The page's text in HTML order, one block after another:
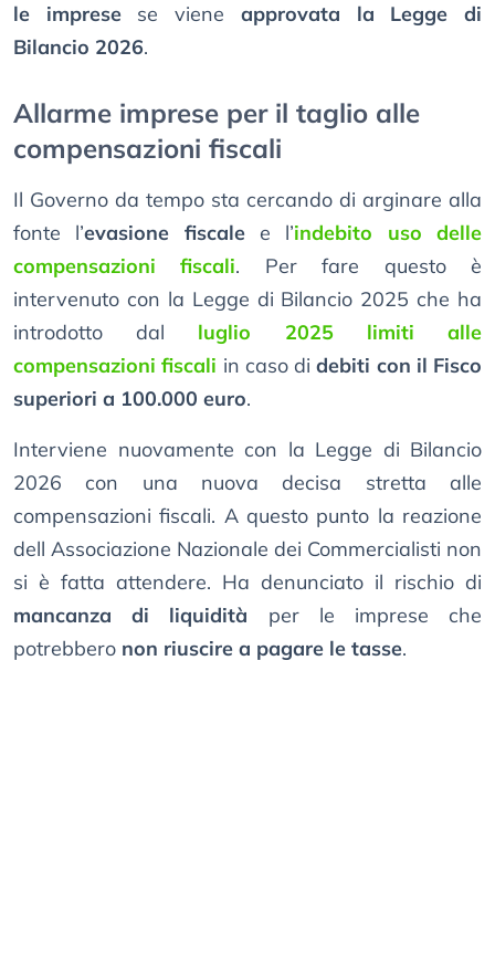
le impresese viene approvata la Legge di
Bilancio 2026.
Allarme imprese per il taglio alle
compensazioni fiscali
Il Governo da tempo sta cercando di arginare alla
fonte l’evasione fiscalee l’indebito uso delle
compensazioni fiscali. Per fare questo è
intervenuto con la Legge di Bilancio 2025 che ha
introdotto dal luglio 2025 limiti alle
compensazioni fiscali in caso didebiti con il Fisco
superiori a 100.000 euro.
Interviene nuovamente con la Legge di Bilancio
2026 con una nuova decisa stretta alle
compensazioni fiscali. A questo punto la reazione
dell Associazione Nazionale dei Commercialisti non
si è fatta attendere. Ha denunciato il rischio di
mancanza di liquidità per le imprese che
potrebbero non riuscire a pagare le tasse.